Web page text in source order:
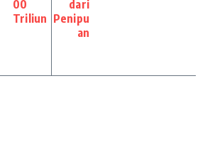
00
Triliun
dari
Penipu
an